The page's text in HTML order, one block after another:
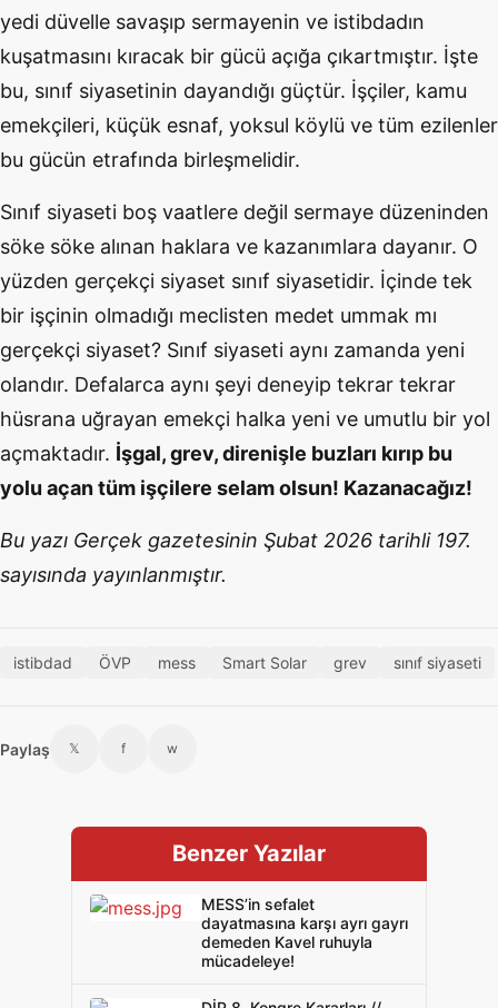
yedi düvelle savaşıp sermayenin ve istibdadın
kuşatmasını kıracak bir gücü açığa çıkartmıştır. İşte
bu, sınıf siyasetinin dayandığı güçtür. İşçiler, kamu
emekçileri, küçük esnaf, yoksul köylü ve tüm ezilenler
bu gücün etrafında birleşmelidir.
Sınıf siyaseti boş vaatlere değil sermaye düzeninden
söke söke alınan haklara ve kazanımlara dayanır. O
yüzden gerçekçi siyaset sınıf siyasetidir. İçinde tek
bir işçinin olmadığı meclisten medet ummak mı
gerçekçi siyaset? Sınıf siyaseti aynı zamanda yeni
olandır. Defalarca aynı şeyi deneyip tekrar tekrar
hüsrana uğrayan emekçi halka yeni ve umutlu bir yol
açmaktadır. İşgal, grev, direnişle buzları kırıp bu
yolu açan tüm işçilere selam olsun! Kazanacağız!
Bu yazı Gerçek gazetesinin Şubat 2026 tarihli 197.
sayısında yayınlanmıştır.
istibdad ÖVP mess Smart Solar grev sınıf siyaseti
Paylaş 𝕏 f w
Benzer Yazılar
MESS’in sefalet
dayatmasına karşı ayrı gayrı
demeden Kavel ruhuyla
mücadeleye!